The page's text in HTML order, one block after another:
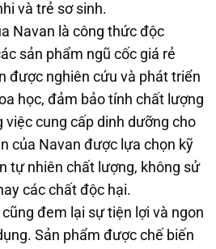
và trẻ sơ sinh.
Navan là công thức độc
sản phẩm ngũ cốc giá rẻ
được nghiên cứu và phát triển
học, đảm bảo tính chất lượng
việc cung cấp dinh dưỡng cho
của Navan được lựa chọn kỹ
tự nhiên chất lượng, không sử
các chất độc hại.
đem lại sự tiện lợi và ngon
Sản phẩm được chế biến